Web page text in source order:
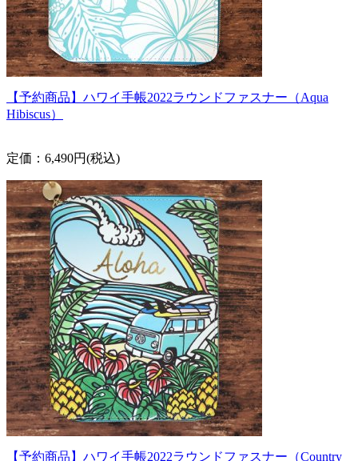
【予約商品】ハワイ手帳2022ラウンドファスナー（Aqua
Hibiscus）
定価：6,490円(税込)
【予約商品】ハワイ手帳2022ラウンドファスナー（Country